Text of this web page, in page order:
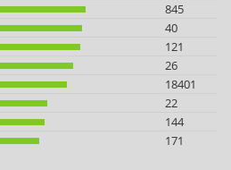
845
40
121
26
18401
22
144
171